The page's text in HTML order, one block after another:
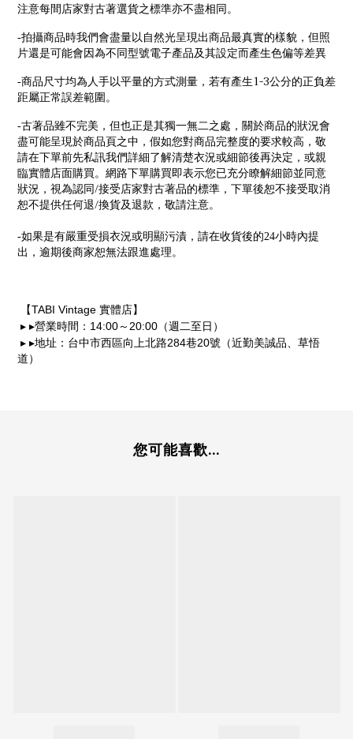
注意每間店家對古著選貨之標準亦不盡相同。
-拍攝商品時我們會盡量以自然光呈現出商品最真實的樣貌，但照
片還是可能會因為不同型號電子產品及其設定而產生色偏等差異
-商品尺寸均為人手以平量的方式測量，若有產生 1-3公分的正負差
距屬正常誤差範圍。
-古著品雖不完美，但也正是其獨一無二之處，關於商品的狀況會
盡可能呈現於商品頁之中，假如您對商品完整度的要求較高，敬
請在下單前先私訊我們詳細了解清楚衣況或細節後再決定，或親
臨實體店面購買。網路下單購買即表示您已充分瞭解細節並同意
狀況，視為認同 /接受店家對古著品的標準，下單後恕不接受取消
恕不提供任何退/換貨及退款，敬請注意。
-如果是有嚴重受損衣況或明顯污漬，請在收貨後的24小時內提
出，逾期後商家恕無法跟進處理。
【TABI Vintage 實體店】
▸ ▸營業時間： 14:00 ～ 20:00 （週二至日）
▸ ▸地址：台中市西區向上北路284巷20號（近勤美誠品、草悟
道）
您可能喜歡...